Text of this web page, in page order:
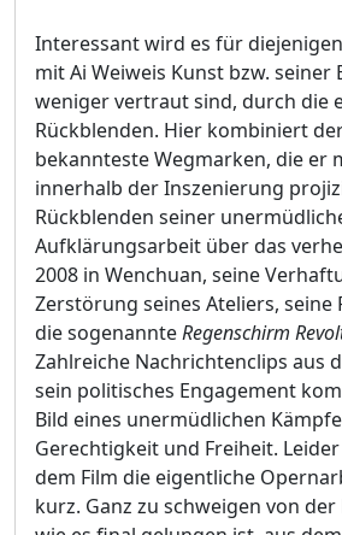
Interessant wird es für
mit Ai Weiweis Kunst bzw. seiner
weniger vertraut sind, durch die
Rückblenden. Hier kombiniert
bekannteste Wegmarken, die er
innerhalb der Inszenierung
Rückblenden seiner
Aufklärungsarbeit über das
2008 in Wenchuan, seine
Zerstörung seines Ateliers, seine
die sogenannteRegenschirm
Zahlreiche Nachrichtenclips aus
sein politisches Engagement
Bild eines unermüdlichen
Gerechtigkeit und Freiheit.
dem Film die eigentliche
kurz. Ganz zu schweigen von der